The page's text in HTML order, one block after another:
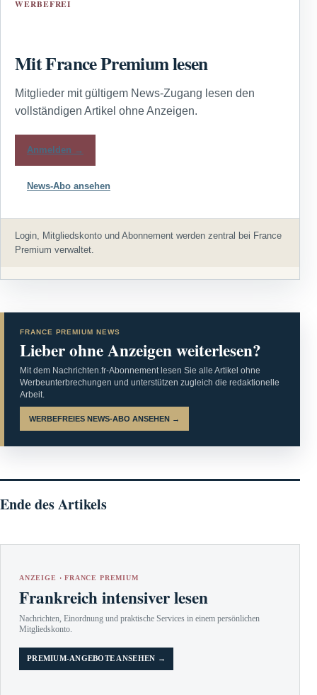
WERBEFREI
Mit France Premium lesen
Mitglieder mit gültigem News-Zugang lesen den
vollständigen Artikel ohne Anzeigen.
Anmelden →
News-Abo ansehen
Login, Mitgliedskonto und Abonnement werden zentral bei France
Premium verwaltet.
FRANCE PREMIUM NEWS
Lieber ohne Anzeigen weiterlesen?
Mit dem Nachrichten.fr-Abonnement lesen Sie alle Artikel ohne
Werbeunterbrechungen und unterstützen zugleich die redaktionelle
Arbeit.
WERBEFREIES NEWS-ABO ANSEHEN →
Ende des Artikels
ANZEIGE · FRANCE PREMIUM
Frankreich intensiver lesen
Nachrichten, Einordnung und praktische Services in einem persönlichen
Mitgliedskonto.
PREMIUM-ANGEBOTE ANSEHEN →